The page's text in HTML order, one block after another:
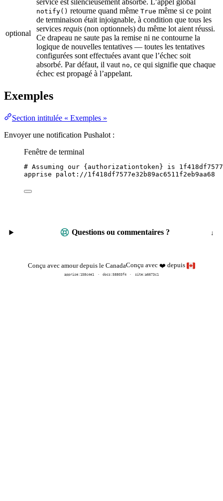
optional
notify() retourne quand même True même si ce point
de terminaison était injoignable, à condition que tous les
services requis (non optionnels) du même lot aient réussi.
Ce drapeau ne saute pas la remise ni ne contourne la
logique de nouvelles tentatives — toutes les tentatives
configurées sont effectuées avant que l’échec soit
absorbé. Par défaut, il vaut no, ce qui signifie que chaque
échec est propagé à l’appelant.
Exemples
Section intitulée « Exemples »
Envoyer une notification Pushalot :
Fenêtre de terminal
# Assuming our {authorizationtoken} is
apprise
palot://1f418df7577e32b89ac6511f2eb9aa68
Questions ou commentaires ?
Conçu avec amour depuis le CanadaConçu avec ❤️ depuis
apprise:158c4e1 docs:58803f4 site:a6673c1